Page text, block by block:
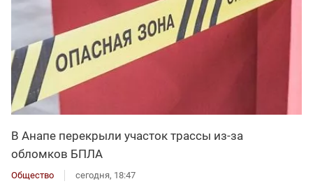
В Анапе перекрыли участок трассы из-за
обломков БПЛА
Общество сегодня, 18:47